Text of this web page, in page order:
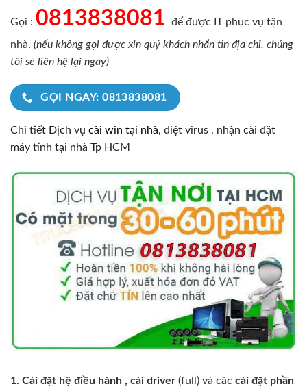
Gọi : 0813838081 để được IT phục vụ tận
nhà. (nếu không gọi được xin quý khách nhắn tin địa chỉ, chúng
tôi sẽ liên hệ lại ngay)
GỌI NGAY: 0813838081
Chi tiết Dịch vụ cài win tại nhà, diệt virus , nhận cài đặt
máy tính tại nhà Tp HCM
1. Cài đặt hệ điều hành , cài driver (full) và các cài đặt phần